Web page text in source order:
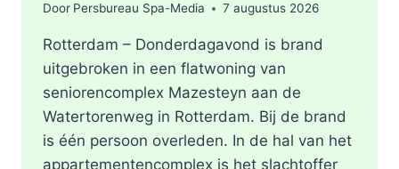
Door Persbureau Spa-Media 7 augustus 2026
Rotterdam – Donderdagavond is brand
uitgebroken in een flatwoning van
seniorencomplex Mazesteyn aan de
Watertorenweg in Rotterdam. Bij de brand
is één persoon overleden. In de hal van het
appartementencomplex is het slachtoffer